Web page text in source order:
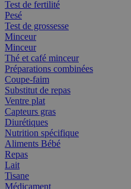
Test de fertilité
Pesé
Test de grossesse
Minceur
Minceur
Thé et café minceur
Préparations combinées
Coupe-faim
Substitut de repas
Ventre plat
Capteurs gras
Diurétiques
Nutrition spécifique
Aliments Bébé
Repas
Lait
Tisane
Médicament